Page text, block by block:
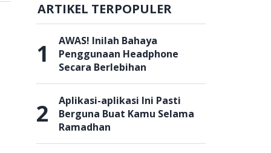
ARTIKEL TERPOPULER
1
AWAS! Inilah Bahaya
Penggunaan Headphone
Secara Berlebihan
2
Aplikasi-aplikasi Ini Pasti
Berguna Buat Kamu Selama
Ramadhan